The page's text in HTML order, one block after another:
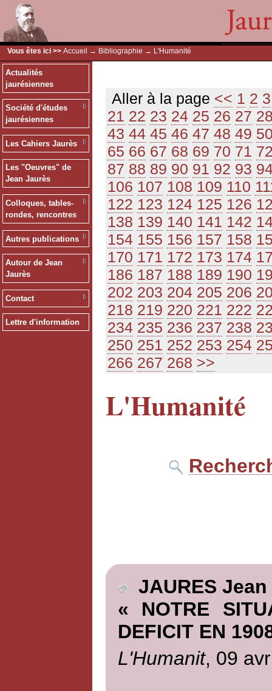
Vous êtes ici >> Accueil → Bibliographie → L'Humanité
Actualités
jaurésiennes
Société d'études
jaurésiennes
Les Cahiers Jaurès
Les "Oeuvres" de
Jean Jaurès
Colloques, tables-
rondes, rencontres
Autres publications
Autour de Jean
Jaurès
Contact
Lettre d'information
Aller à la page << 1 2 3
21 22 23 24 25 26 27
43 44 45 46 47 48 49
65 66 67 68 69 70 71
87 88 89 90 91 92 93
106 107 108 109 110
122 123 124 125 126
138 139 140 141 142
154 155 156 157 158
170 171 172 173 174
186 187 188 189 190
202 203 204 205 206
218 219 220 221 222
234 235 236 237 238
250 251 252 253 254
266 267 268 >>
L'Humanité
JAURES Jean
« NOTRE
DEFICIT EN
L'Humanit, 09